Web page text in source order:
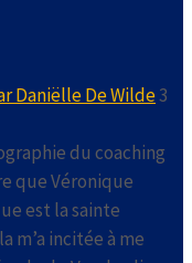
Daniëlle De Wilde3
du coaching
que Véronique
est la sainte
m’a incitée à me